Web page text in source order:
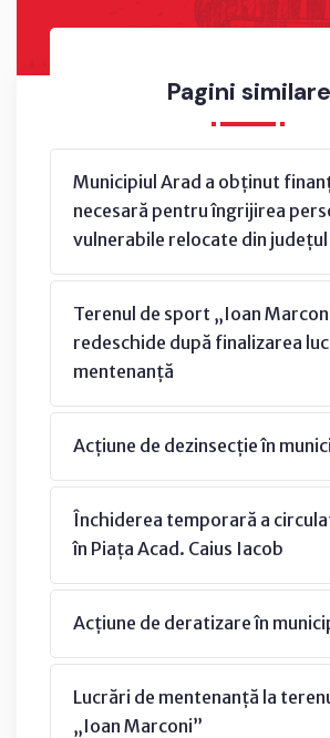
Pagini similare
Municipiul Arad a obținut
necesară pentru îngrijirea
vulnerabile relocate din
Terenul de sport „Ioan
redeschide după finalizarea
mentenanță
Acțiune de dezinsecție în
Închiderea temporară a
în Piața Acad. Caius Iacob
Acțiune de deratizare în
Lucrări de mentenanță la
„Ioan Marconi”